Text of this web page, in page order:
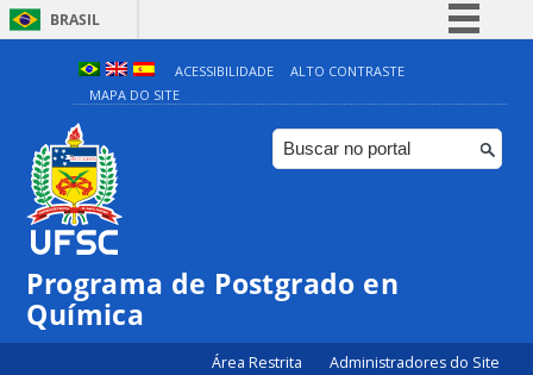
BRASIL
Simplifique!
Comunica BR
Participe
ACESSIBILIDADE
ALTO CONTRASTE
MAPA DO SITE
Programa de Postgrado en
Química
Área Restrita Administradores do Site